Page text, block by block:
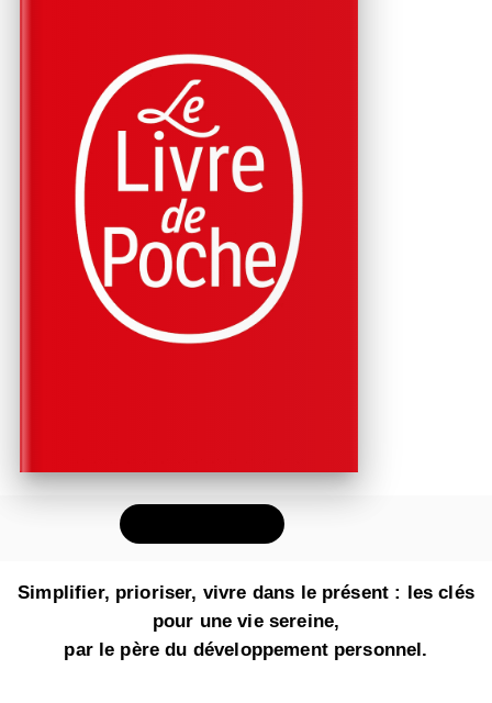
Simplifier, prioriser, vivre dans le présent : les clés
pour une vie sereine,
par le père du développement personnel.